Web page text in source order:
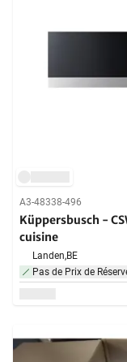
A3-48338-496
Küppersbusch -
cuisine
Landen,BE
Pas de Prix de